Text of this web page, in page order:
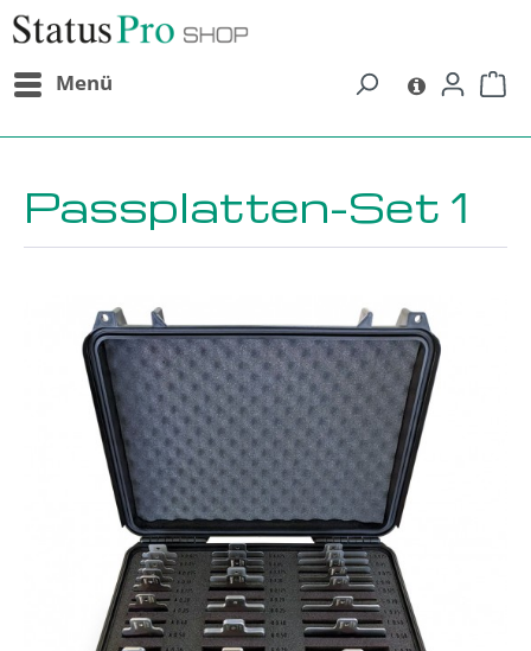
springen
Menü
Passplatten-Set 1
Bildergalerie überspringen